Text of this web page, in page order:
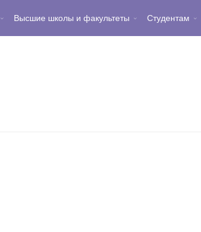
Высшие школы и факультеты Студентам